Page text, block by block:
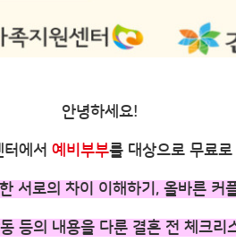
안녕하세요!
에서 예비부부를 대상으로 무료
서로의 차이 이해하기, 올바른 커
등의 내용을 다룬 결혼 전 체크리